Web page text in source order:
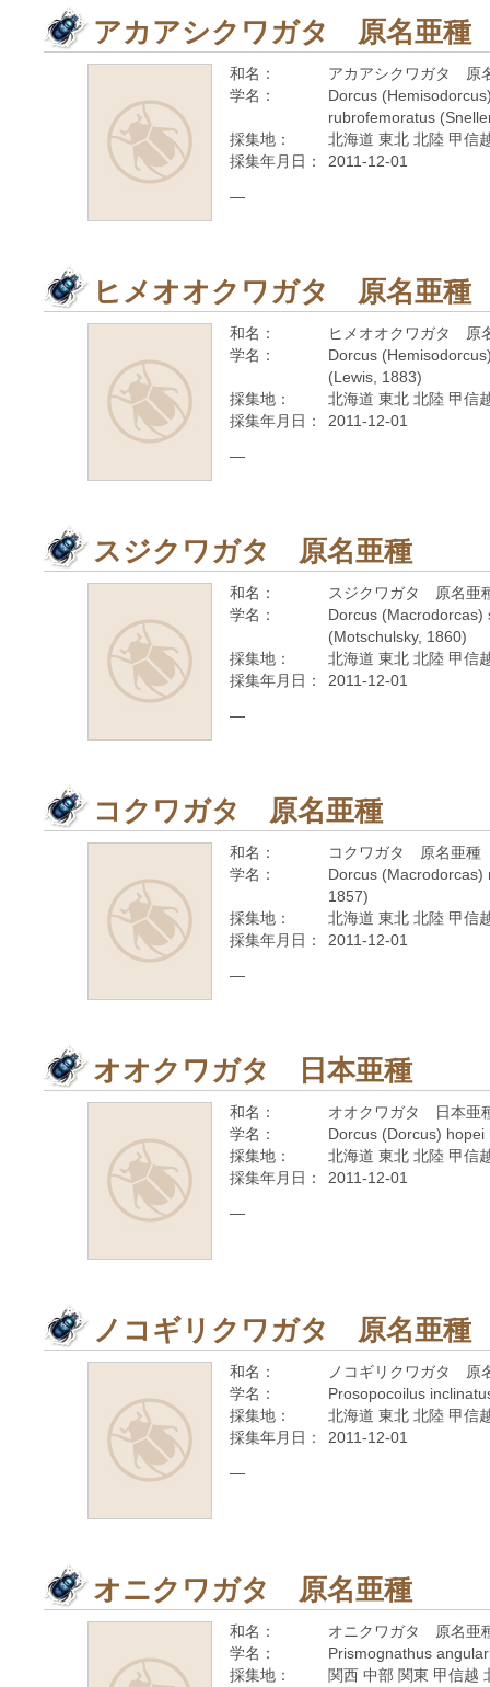
アカアシクワガタ 原名亜種
和名：
アカアシクワガタ 原
学名：
Dorcus
rubrofemoratus
採集地：
北海道 東北 北陸 甲信
採集年月日：
2011-12-01
—
ヒメオオクワガタ 原名亜種
和名：
ヒメオオクワガタ 原
学名：
Dorcus
(Lewis, 1883)
採集地：
北海道 東北 北陸 甲信
採集年月日：
2011-12-01
—
スジクワガタ 原名亜種
和名：
スジクワガタ 原名亜
学名：
Dorcus (Macrodorcas)
(Motschulsky, 1860)
採集地：
北海道 東北 北陸 甲信
採集年月日：
2011-12-01
—
コクワガタ 原名亜種
和名：
コクワガタ 原名亜種
学名：
Dorcus (Macrodorcas)
1857)
採集地：
北海道 東北 北陸 甲信
採集年月日：
2011-12-01
—
オオクワガタ 日本亜種
和名：
オオクワガタ 日本亜
学名：
Dorcus (Dorcus)
採集地：
北海道 東北 北陸 甲信
採集年月日：
2011-12-01
—
ノコギリクワガタ 原名亜種
和名：
ノコギリクワガタ 原
学名：
Prosopocoilus
採集地：
北海道 東北 北陸 甲信
採集年月日：
2011-12-01
—
オニクワガタ 原名亜種
和名：
オニクワガタ 原名亜
学名：
Prismognathus
採集地：
関西 中部 関東 甲信越